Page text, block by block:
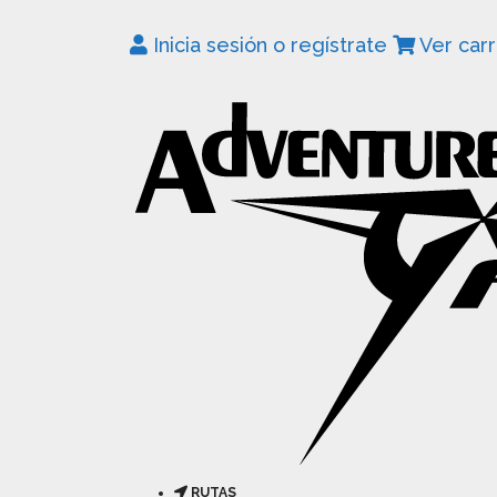
Inicia sesión o regístrate Ver
RUTAS